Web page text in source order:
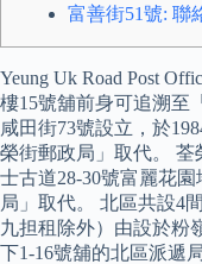
富善街51號: 聯
Yeung Uk Road Post
樓15號舖前身可追溯至
咸田街73號設立，於
榮街郵政局」取代。 荃
士古道28-30號富麗花
局」取代。 北區共設4
九担租除外）由設於粉
下1-16號舖的北區派遞